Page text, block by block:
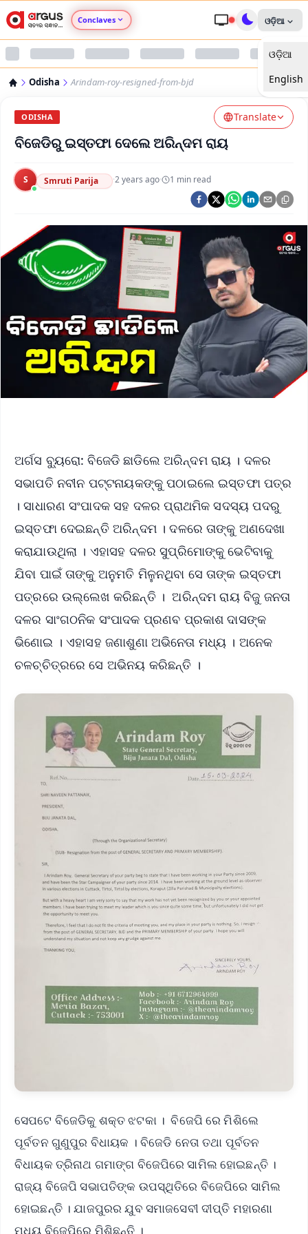
Conclaves
Argus Nari Shakti
Argus Swaad Odisha
Argus Chalo Dekhein Apna Desh
ଓଡ଼ିଆ
ଓଡ଼ିଆ
English
Odisha Arindam-roy-resigned-from-bjd
ODISHA Translate
ବିଜେଡିରୁ ଇସ୍ତଫା ଦେଲେ ଅରିନ୍ଦମ ରାୟ
S Smruti Parija ·2 years ago· 1 min read
ଅର୍ଗସ ବ୍ୟୁରୋ: ବିଜେଡି ଛାଡିଲେ ଅରିନ୍ଦମ ରାୟ । ଦଳର
ସଭାପତି ନବୀନ ପଟ୍ଟନାୟକଙ୍କୁ ପଠାଇଲେ ଇସ୍ତଫା ପତ୍ର
। ସାଧାରଣ ସଂପାଦକ ସହ ଦଳର ପ୍ରାଥମିକ ସଦସ୍ୟ ପଦରୁ
ଇସ୍ତଫା ଦେଇଛନ୍ତି ଅରିନ୍ଦମ । ଦଳରେ ତାଙ୍କୁ ଅଣଦେଖା
କରାଯାଉଥିଲା । ଏହାସହ ଦଳର ସୁପ୍ରିମୋଙ୍କୁ ଭେଟିବାକୁ
ଯିବା ପାଇଁ ତାଙ୍କୁ ଅନୁମତି ମିଳୁନଥିବା ସେ ତାଙ୍କ ଇସ୍ତଫା
ପତ୍ରରେ ଉଲ୍ଲେଖ କରିଛନ୍ତି । ଅରିନ୍ଦମ ରାୟ ବିଜୁ ଜନତା
ଦଳର ସାଂଗଠନିକ ସଂପାଦକ ପ୍ରଣବ ପ୍ରକାଶ ଦାସଙ୍କ
ଭିଣୋଇ । ଏହାସହ ଜଣାଶୁଣା ଅଭିନେତା ମଧ୍ୟ । ଅନେକ
ଚଳଚ୍ଚିତ୍ରରେ ସେ ଅଭିନୟ କରିଛନ୍ତି ।
ସେପଟେ ବିଜେଡିକୁ ଶକ୍ତ ଝଟକା । ବିଜେପି ରେ ମିଶିଲେ
ପୂର୍ବତନ ଗୁଣୁପୁର ବିଧାୟକ । ବିଜେଡି ନେତା ତଥା ପୂର୍ବତନ
ବିଧାୟକ ତ୍ରିନାଥ ଗମାଙ୍ଗ ବିଜେପିରେ ସାମିଲ ହୋଇଛନ୍ତି ।
ରାଜ୍ୟ ବିଜେପି ସଭାପତିଙ୍କ ଉପସ୍ଥିତିରେ ବିଜେପିରେ ସାମିଲ
ହୋଇଛନ୍ତି । ଯାଜପୁରର ଯୁବ ସମାଜସେବୀ ଦୀପ୍ତି ମହାରଣା
ମଧ୍ୟ ବିଜେପିରେ ମିଶିଛନ୍ତି ।